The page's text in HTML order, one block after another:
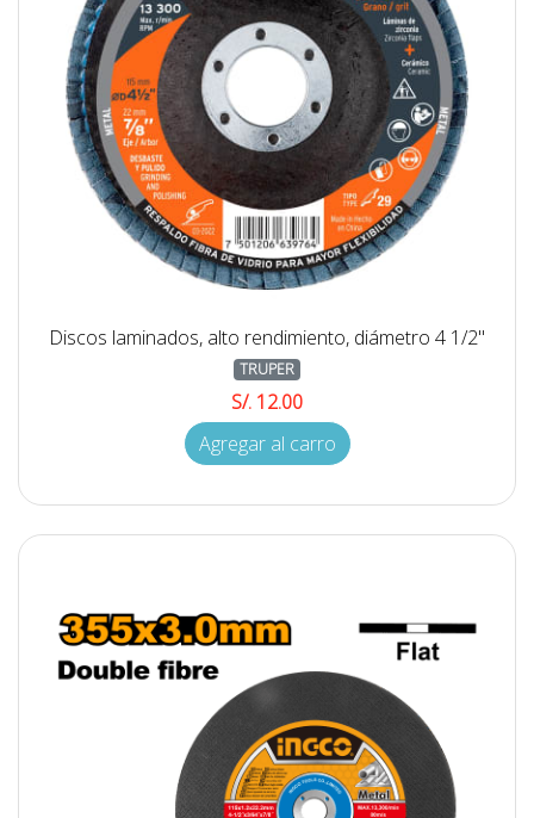
Discos laminados, alto rendimiento, diámetro 4 1/2"
TRUPER
S/. 12.00
Agregar al carro